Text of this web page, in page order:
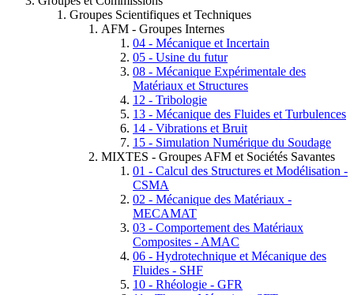
Groupes Scientifiques et Techniques
AFM - Groupes Internes
04 - Mécanique et Incertain
05 - Usine du futur
08 - Mécanique Expérimentale des
Matériaux et Structures
12 - Tribologie
13 - Mécanique des Fluides et Turbulences
14 - Vibrations et Bruit
15 - Simulation Numérique du Soudage
MIXTES - Groupes AFM et Sociétés Savantes
01 - Calcul des Structures et Modélisation -
CSMA
02 - Mécanique des Matériaux -
MECAMAT
03 - Comportement des Matériaux
Composites - AMAC
06 - Hydrotechnique et Mécanique des
Fluides - SHF
10 - Rhéologie - GFR